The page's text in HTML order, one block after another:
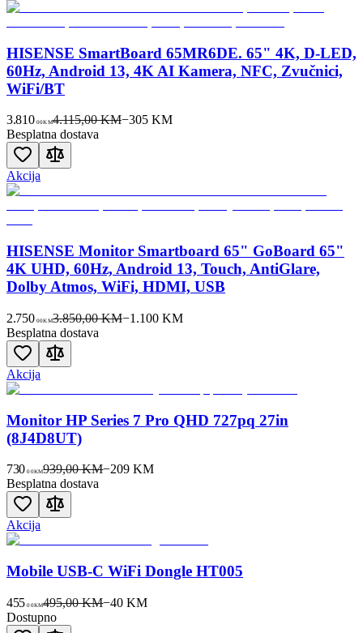
HISENSE SmartBoard 65MR6DE. 65" 4K, D-LED,
60Hz, Android 13, 4K AI Kamera, NFC, Zvučnici,
WiFi/BT
3.810 00KM4.115,00 KM−305KM
Besplatna dostava
Akcija
HISENSE Monitor Smartboard 65" GoBoard 65"
4K UHD, 60Hz, Android 13, Touch, AntiGlare,
Dolby Atmos, WiFi, HDMI, USB
2.750 00KM3.850,00 KM−1.100KM
Besplatna dostava
Akcija
Monitor HP Series 7 Pro QHD 727pq 27in
(8J4D8UT)
730 00KM939,00 KM−209 KM
Besplatna dostava
Akcija
Mobile USB-C WiFi Dongle HT005
455 00KM495,00 KM−40 KM
Dostupno